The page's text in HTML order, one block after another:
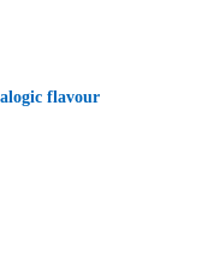
flavour